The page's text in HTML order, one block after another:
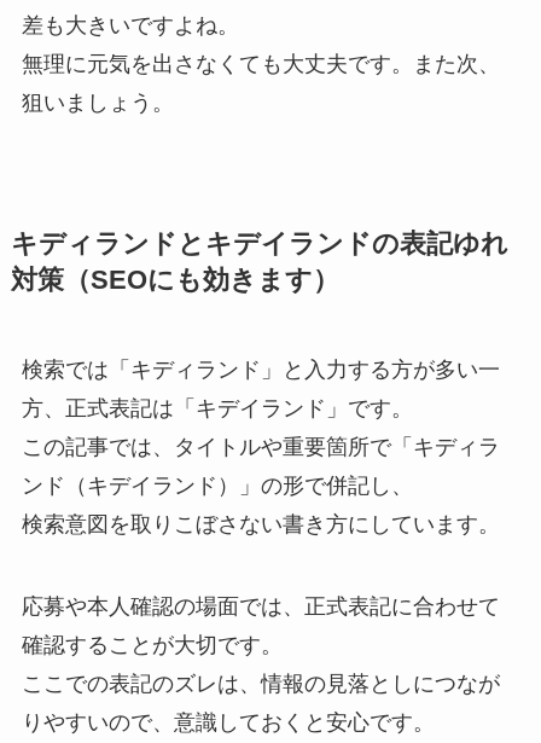
差も大きいですよね。
無理に元気を出さなくても大丈夫です。また次、
狙いましょう。
キディランドとキデイランドの表記ゆれ
対策（SEOにも効きます）
検索では「キディランド」と入力する方が多い一
方、正式表記は「キデイランド」です。
この記事では、タイトルや重要箇所で「キディラ
ンド（キデイランド）」の形で併記し、
検索意図を取りこぼさない書き方にしています。
応募や本人確認の場面では、正式表記に合わせて
確認することが大切です。
ここでの表記のズレは、情報の見落としにつなが
りやすいので、意識しておくと安心です。